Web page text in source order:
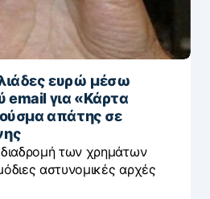
ευρώ μέσω
email για «Κάρτα
απάτης σε
των χρημάτων
αστυνομικές αρχές